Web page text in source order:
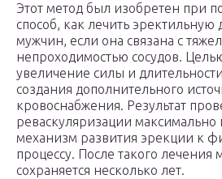
Этот метод был изобретен при
способ, как лечить
мужчин, если она связана с
непроходимостью сосудов.
увеличение силы и
создания дополнительного
кровоснабжения. Результат
реваскуляризации максимально
механизм развития эрекции к
процессу. После такого лечения
сохраняется несколько лет.